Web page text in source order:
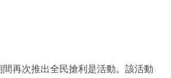
再次推出全民搶利是活動。該活動